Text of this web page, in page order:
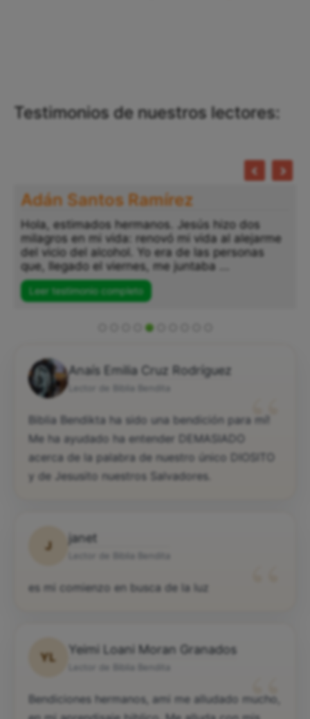
Testimonios de nuestros lectores:
Adán Santos Ramírez
Hola, estimados hermanos. Jesús hizo dos
milagros en mi vida: renovó mi vida al alejarme
del vicio del alcohol. Yo era de las personas
que, llegado el viernes, me juntaba ...
Leer testimonio completo
Anaís Emilia Cruz Rodríguez
“
Biblia Bendikta ha sido una bendición para mí!
Me ha ayudado ha entender DEMASIADO
acerca de la palabra de nuestro único DIOSITO
y de Jesusito nuestros Salvadores.
J
janet
es mi comienzo en busca de la luz
YL
Yeimi Loani Moran Granados
“
Bendiciones hermanos, ami me alludado mucho,